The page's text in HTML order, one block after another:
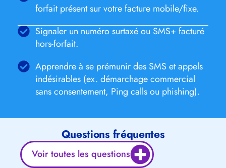
forfait présent sur votre facture mobile/fixe.
Signaler un numéro surtaxé ou SMS+ facturé
hors-forfait.
Apprendre à se prémunir des SMS et appels
indésirables (ex. démarchage commercial
sans consentement, Ping calls ou phishing).
Questions fréquentes
Voir toutes les questions